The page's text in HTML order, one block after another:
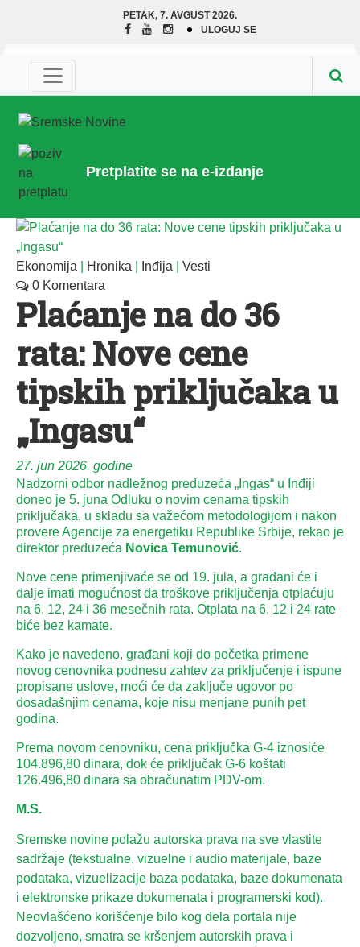
PETAK, 7. AVGUST 2026.
ULOGUJ SE
Pretplatite se na e-izdanje
Ekonomija Hronika Inđija
Vesti
0 Komentara
Plaćanje na do 36
rata: Nove cene
tipskih priključaka u
„Ingasu“
27. jun 2026. godine
Nadzorni odbor nadležnog preduzeća „Ingas“ u Inđiji
doneo je 5. juna Odluku o novim cenama tipskih
priključaka, u skladu sa važećom metodologijom i nakon
provere Agencije za energetiku Republike Srbije, rekao je
direktor preduzeća Novica Temunović.
Nove cene primenjivaće se od 19. jula, a građani će i
dalje imati mogućnost da troškove priključenja otplaćuju
na 6, 12, 24 i 36 mesečnih rata. Otplata na 6, 12 i 24 rate
biće bez kamate.
Kako je navedeno, građani koji do početka primene
novog cenovnika podnesu zahtev za priključenje i ispune
propisane uslove, moći će da zaključe ugovor po
dosadašnjim cenama, koje nisu menjane punih pet
godina.
Prema novom cenovniku, cena priključka G-4 iznosiće
104.896,80 dinara, dok će priključak G-6 koštati
126.496,80 dinara sa obračunatim PDV-om.
M.S.
Sremske novine polažu autorska prava na sve vlastite
sadržaje (tekstualne, vizuelne i audio materijale, baze
podataka, vizuelizacije baza podataka, baze dokumenata
i elektronske prikaze dokumenata i programerski kod).
Neovlašćeno korišćenje bilo kog dela portala nije
dozvoljeno, smatra se kršenjem autorskih prava i